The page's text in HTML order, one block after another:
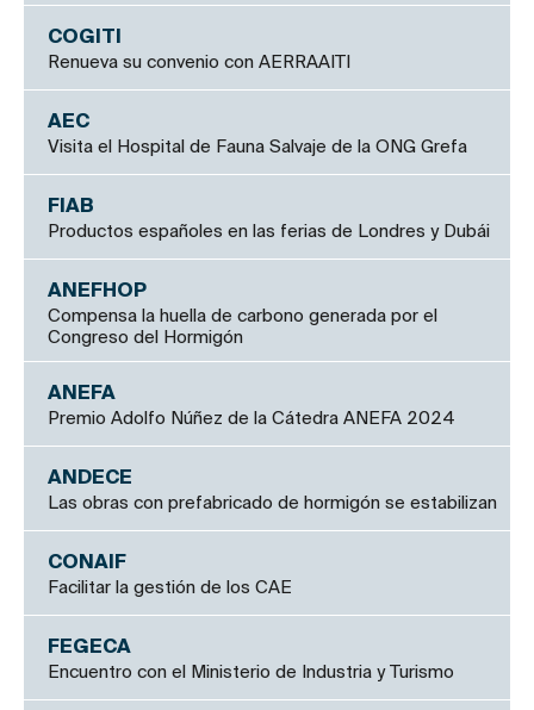
COGITI
Renueva su convenio con AERRAAITI
AEC
Visita el Hospital de Fauna Salvaje de la ONG Grefa
FIAB
Productos españoles en las ferias de Londres y Dubái
ANEFHOP
Compensa la huella de carbono generada por el
Congreso del Hormigón
ANEFA
Premio Adolfo Núñez de la Cátedra ANEFA 2024
ANDECE
Las obras con prefabricado de hormigón se estabilizan
CONAIF
Facilitar la gestión de los CAE
FEGECA
Encuentro con el Ministerio de Industria y Turismo